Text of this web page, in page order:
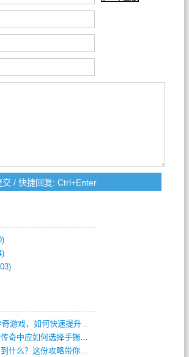
戏，如何快速提升角色等级？
中应如何选择手镯装备？
么？这份攻略带你全掌握